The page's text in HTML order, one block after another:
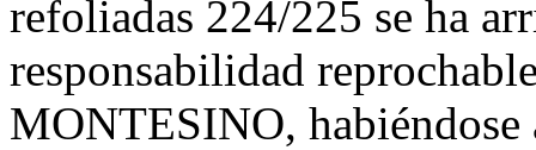
refoliadas 224/225 se ha
responsabilidad
MONTESINO, habiéndose